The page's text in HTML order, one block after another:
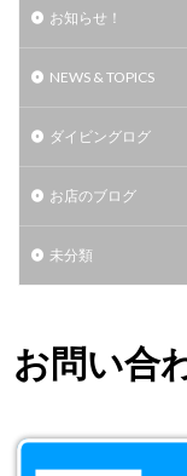
お知らせ！
NEWS & TOPICS
ダイビングログ
お店のブログ
未分類
お問い合